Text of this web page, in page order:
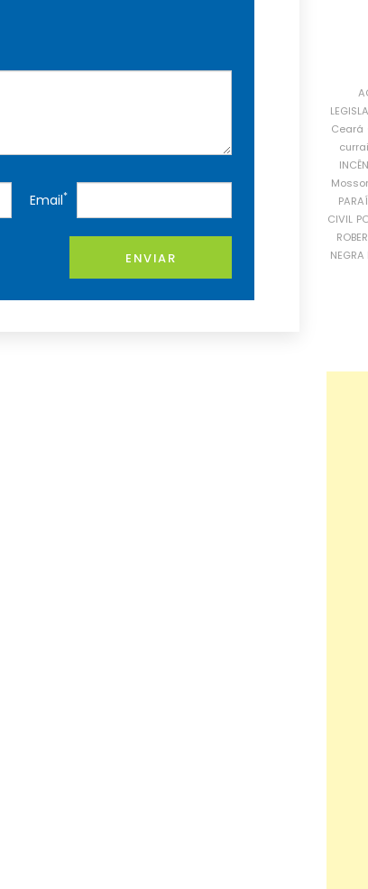
Email*
ENVIAR
Ceará
CIVIL
NEGRA